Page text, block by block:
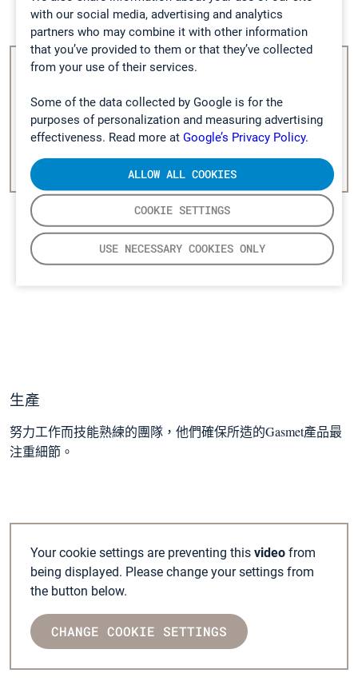
with our social media, advertising and analytics
partners who may combine it with other information
that you’ve provided to them or that they’ve collected
from your use of their services.
Some of the data collected by Google is for the
purposes of personalization and measuring advertising
effectiveness. Read more at Google’s Privacy Policy.
COOKIE SETTINGS
USE NECESSARY COOKIES ONLY
ALLOW ALL COOKIES
Your cookie settings are preventing this
being displayed. Please change your settings from
the button below.
CHANGE COOKIE SETTINGS
生產
努力工作而技能熟練的團隊， 他們確保所造的Gasmet產品最
注重細節。
Your cookie settings are preventing this video from
being displayed. Please change your settings from
the button below.
CHANGE COOKIE SETTINGS